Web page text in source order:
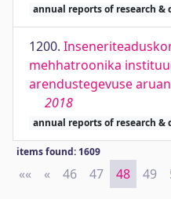
annual reports of research
1200.
mehhatroonika
arendustegevuse
2018
annual reports of research
items found: 1609
«« First
« Previous
46 47 48 49